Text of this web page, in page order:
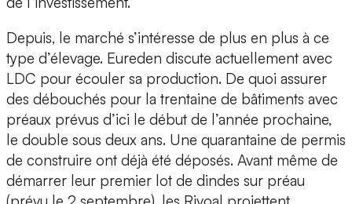
Depuis, le marché s’intéresse de plus en plus à ce
type d’élevage. Eureden discute actuellement avec
LDC pour écouler sa production. De quoi assurer
des débouchés pour la trentaine de bâtiments avec
préaux prévus d’ici le début de l’année prochaine,
le double sous deux ans. Une quarantaine de permis
de construire ont déjà été déposés. Avant même de
démarrer leur premier lot de dindes sur préau